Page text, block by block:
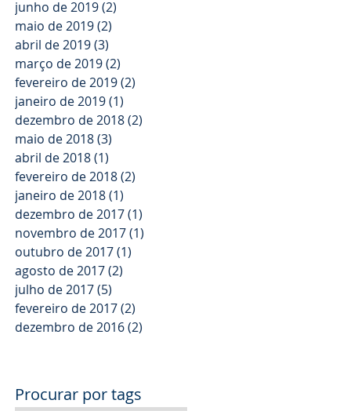
junho de 2019(2)
maio de 2019(2)
abril de 2019(3)
março de 2019(2)
fevereiro de 2019(2)
janeiro de 2019(1)
dezembro de 2018(2)
maio de 2018(3)
abril de 2018(1)
fevereiro de 2018(2)
janeiro de 2018(1)
dezembro de 2017(1)
novembro de 2017(1)
outubro de 2017(1)
agosto de 2017(2)
julho de 2017(5)
fevereiro de 2017(2)
dezembro de 2016(2)
Procurar por tags